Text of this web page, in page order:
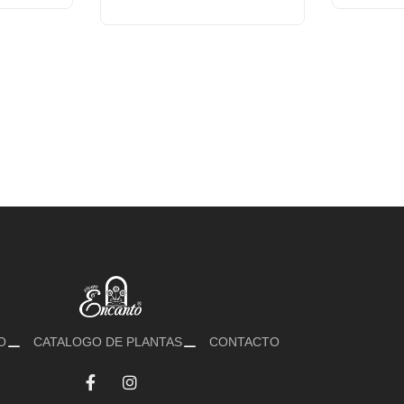
CATALOGO DE PLANTAS CONTACTO